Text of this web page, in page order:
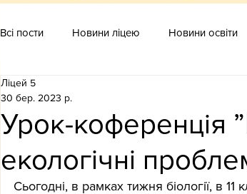
Всі пости Новини ліцею Новини освіти
Урок-коференція
екологічні
Ліцей 5
30 бер. 2023 р.
Сьогодні, в рамках тижня біології, в 11